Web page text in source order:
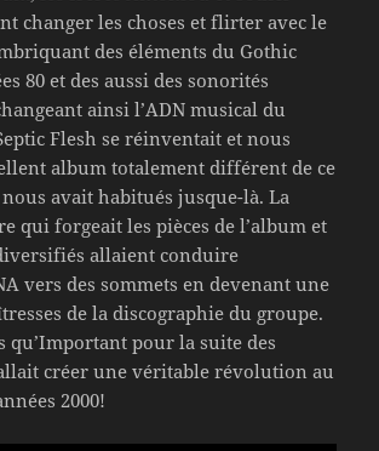
changer les choses et flirter avec le
des éléments du Gothic
80 et des aussi des sonorités
ainsi l’ADN musical du
Flesh se réinventait et nous
album totalement différent de ce
avait habitués jusque-là. La
qui forgeait les pièces de l’album et
allaient conduire
vers des sommets en devenant une
de la discographie du groupe.
qu’Important pour la suite des
créer une véritable révolution au
2000!